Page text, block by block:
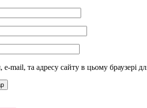
e-mail, та адресу сайту в цьому браузері